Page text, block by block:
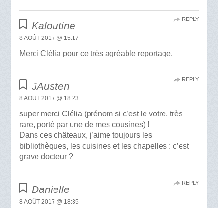
Kaloutine
8 AOÛT 2017 @ 15:17
Merci Clélia pour ce très agréable reportage.
REPLY
JAusten
8 AOÛT 2017 @ 18:23
super merci Clélia (prénom si c’est le votre, très
rare, porté par une de mes cousines) !
Dans ces châteaux, j’aime toujours les
bibliothèques, les cuisines et les chapelles : c’est
grave docteur ?
REPLY
Danielle
8 AOÛT 2017 @ 18:35
REPLY